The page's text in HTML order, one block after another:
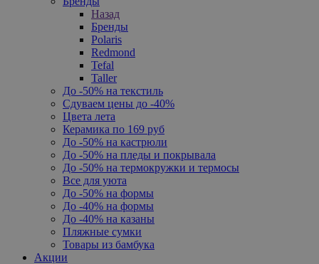
Назад
Бренды
Polaris
Redmond
Tefal
Taller
До -50% на текстиль
Сдуваем цены до -40%
Цвета лета
Керамика по 169 руб
До -50% на кастрюли
До -50% на пледы и покрывала
До -50% на термокружки и термосы
Все для уюта
До -50% на формы
До -40% на формы
До -40% на казаны
Пляжные сумки
Товары из бамбука
Акции